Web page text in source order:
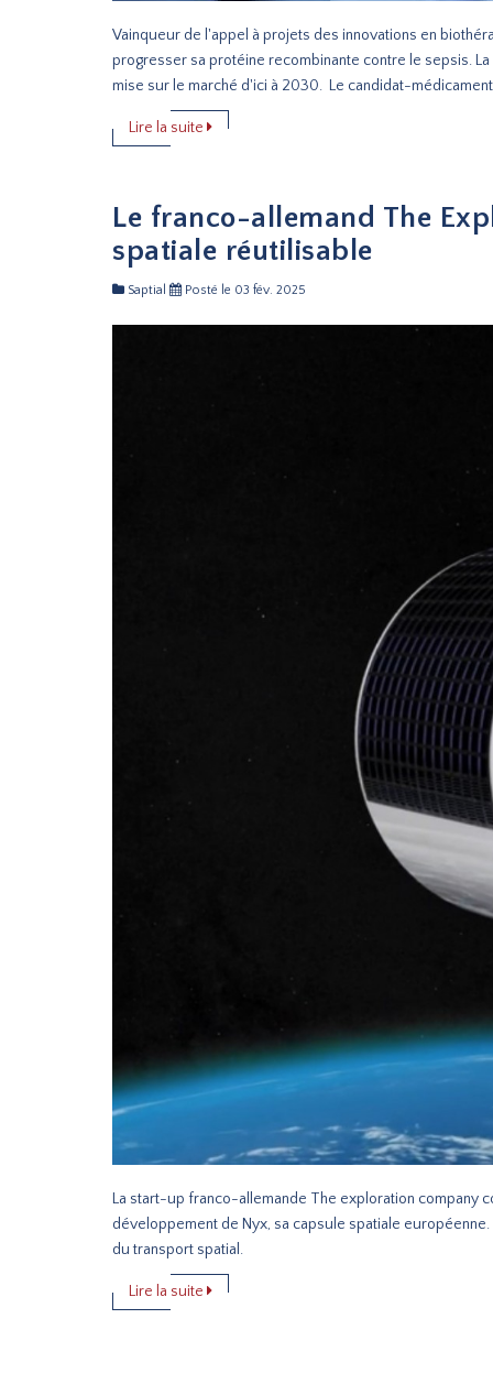
Vainqueur de l'appel à projets des innovations en
progresser sa protéine recombinante contre le sepsis.
mise sur le marché d'ici à 2030. Le candidat-
Lire la suite
Le franco-allemand The
spatiale réutilisable
Saptial Posté le 03 fév. 2025
La start-up franco-allemande The exploration company
développement de Nyx, sa capsule spatiale
du transport spatial.
Lire la suite